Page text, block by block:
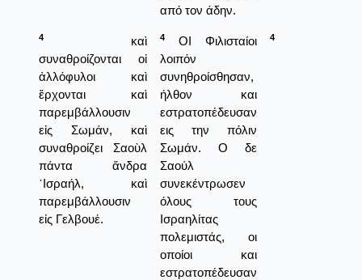
από τον άδην.
4
καὶ
συναθροίζονται οἱ
ἀλλόφυλοι καὶ
ἔρχονται καὶ
παρεμβάλλουσιν
εἰς Σωμάν, καὶ
συναθροίζει Σαοὺλ
πάντα ἄνδρα
᾿Ισραήλ, καὶ
παρεμβάλλουσιν
εἰς Γελβουέ.
4
ΟΙ Φιλισταίοι
λοιπόν
συνηθροίσθησαν,
ήλθον και
εστρατοπέδευσαν
εις την πόλιν
Σωμάν. Ο δε
Σαούλ
συνεκέντρωσεν
όλους τους
Ισραηλίτας
πολεμιστάς, οι
οποίοι και
εστρατοπέδευσαν
4